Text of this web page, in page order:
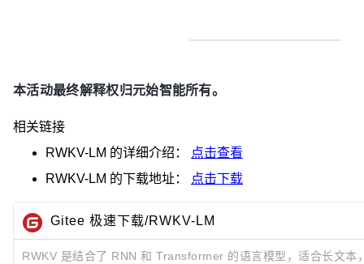
本活动最终解释权归元始智能所有。
相关链接
RWKV-LM 的详细介绍：
点击查看
RWKV-LM 的下载地址： 点击下载
Gitee 极速下载/RWKV-LM
RWKV 是结合了 RNN 和 Transformer 的语言模型，适合长文本